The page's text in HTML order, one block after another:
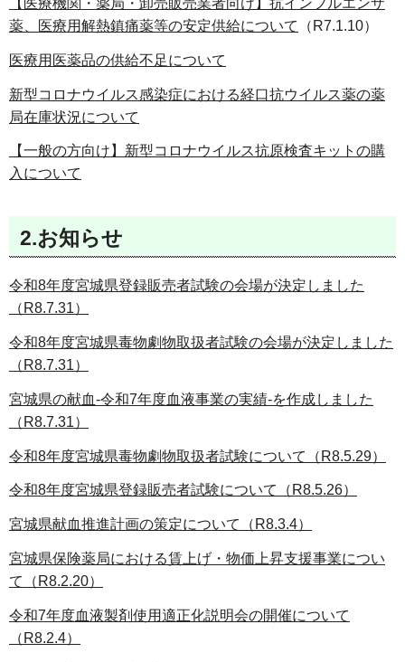
【医療機関・薬局・卸売販売業者向け】抗インフルエンザ
薬、医療用解熱鎮痛薬等の安定供給について
（R7.1.10）
医療用医薬品の供給不足について
新型コロナウイルス感染症における経口抗ウイルス薬の薬
局在庫状況について
【一般の方向け】新型コロナウイルス抗原検査キットの購
入について
2.お知らせ
令和8年度宮城県登録販売者試験の会場が決定しました
（R8.7.31）
令和8年度宮城県毒物劇物取扱者試験の会場が決定しました
（R8.7.31）
宮城県の献血-令和7年度血液事業の実績-を作成しました
（R8.7.31）
令和8年度宮城県毒物劇物取扱者試験について（R8.5.29）
令和8年度宮城県登録販売者試験について（R8.5.26）
宮城県献血推進計画の策定について（R8.3.4）
宮城県保険薬局における賃上げ・物価上昇支援事業につい
て（R8.2.20）
令和7年度血液製剤使用適正化説明会の開催について
（R8.2.4）